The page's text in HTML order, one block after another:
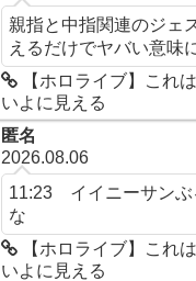
親指と中指関連のジェ
えるだけでヤバい意味
【ホロライブ】これ
いよに見える
匿名
2026.08.06
11:23 イイニーサンぶ
な
【ホロライブ】これ
いよに見える